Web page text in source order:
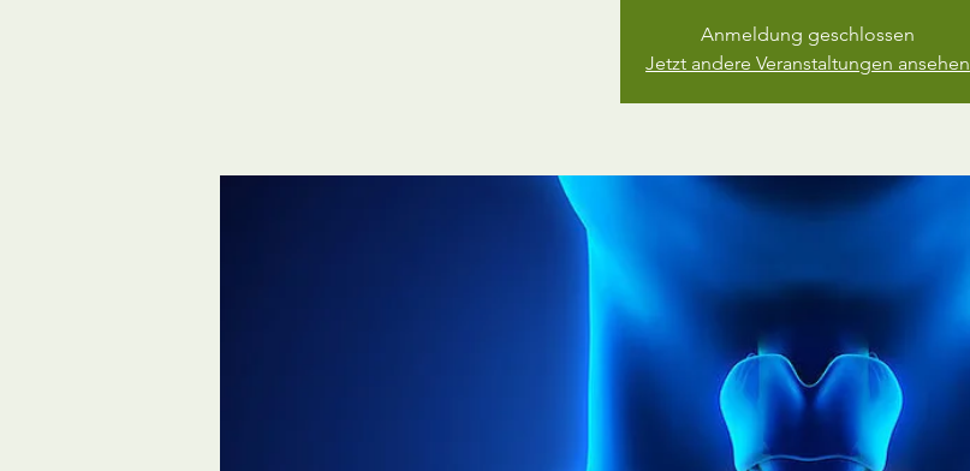
Anmeldung geschlossen
Jetzt andere Veranstaltungen ansehen